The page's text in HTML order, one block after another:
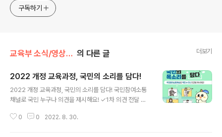
구독하기
교육부 소식/영상·카드뉴스·인포그래픽 의 다른 글 더보기
2022 개정 교육과정, 국민의 소리를 담다!
2022 개정 교육과정, 국민의 소리를 담다! 국민참여소통
채널로 국민 누구나 의견을 제시해요! ✓1차 의견 전달 기
uchannel.edunet.net #교육부 #2022 #개정교육과정
0 0 2022. 8. 30.